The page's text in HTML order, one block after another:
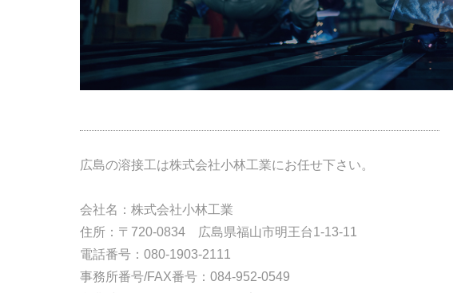
広島の溶接工は株式会社小林工業にお任せ下さい。
会社名：株式会社小林工業
住所：〒720-0834 広島県福山市明王台1-13-11
電話番号：080-1903-2111
事務所番号/FAX番号：084-952-0549